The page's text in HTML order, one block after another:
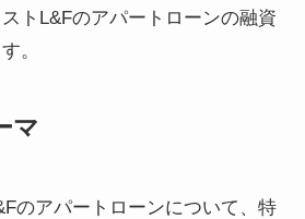
トL&Fのアパートローンの融資
。
マ
のアパートローンについて、特